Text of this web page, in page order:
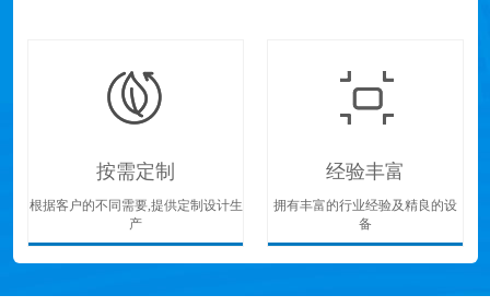
按需定制
根据客户的不同需要,提供定制设计生
产
经验丰富
拥有丰富的行业经验及精良的设
备